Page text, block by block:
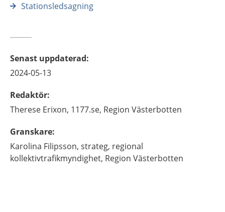
Stationsledsagning
Senast uppdaterad:
2024-05-13
Redaktör:
Therese Erixon, 1177.se, Region Västerbotten
Granskare:
Karolina Filipsson, strateg, regional
kollektivtrafikmyndighet, Region Västerbotten